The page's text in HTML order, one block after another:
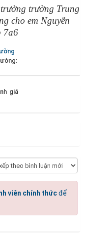
trường Trung
cho em Nguyễn
7a6
giá
viên chính thứcđể